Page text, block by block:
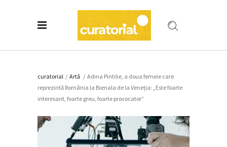
curatorial / Artǎ / Adina Pintilie, a doua femeie care
reprezintă România la Bienala de la Veneția: „Este foarte
interesant, foarte greu, foarte provocator”